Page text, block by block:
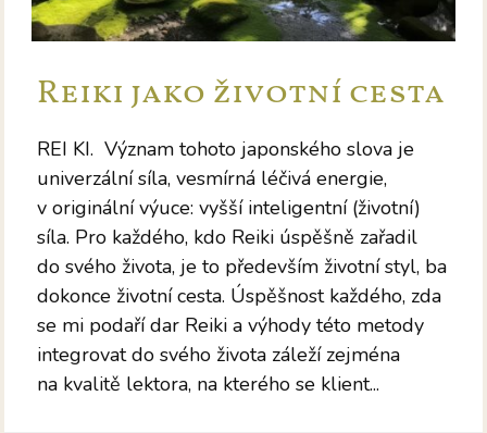
Reiki jako životní cesta
REI KI. Význam tohoto japonského slova je
univerzální síla, vesmírná léčivá energie,
v originální výuce: vyšší inteligentní (životní)
síla. Pro každého, kdo Reiki úspěšně zařadil
do svého života, je to především životní styl, ba
dokonce životní cesta. Úspěšnost každého, zda
se mi podaří dar Reiki a výhody této metody
integrovat do svého života záleží zejména
na kvalitě lektora, na kterého se klient...